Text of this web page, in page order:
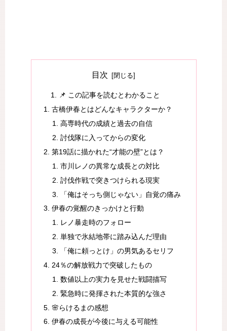
目次
📌 この記事を読むとわかること
古橋伊春とはどんなキャラクターか？
高専時代の成績と過去の自信
討伐隊に入ってからの変化
第19話に描かれた“才能の壁”とは？
市川レノの異常な成長との対比
討伐作戦で突きつけられる現実
「俺はそっち側じゃない」自覚の痛み
伊春の覚醒のきっかけと行動
レノ暴走時のフォロー
単独で氷結地帯に踏み込んだ理由
「俺に頼っとけ」の男気あるセリフ
24％の解放戦力で突破したもの
数値以上の実力を見せた戦闘描写
緊急時に発揮された本質的な強さ
🌸らけるまの感想
伊春の成長が今後に与える可能性